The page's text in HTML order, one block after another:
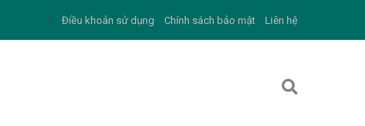
Điều khoản sử dụng Chính sách bảo mật Liên hệ